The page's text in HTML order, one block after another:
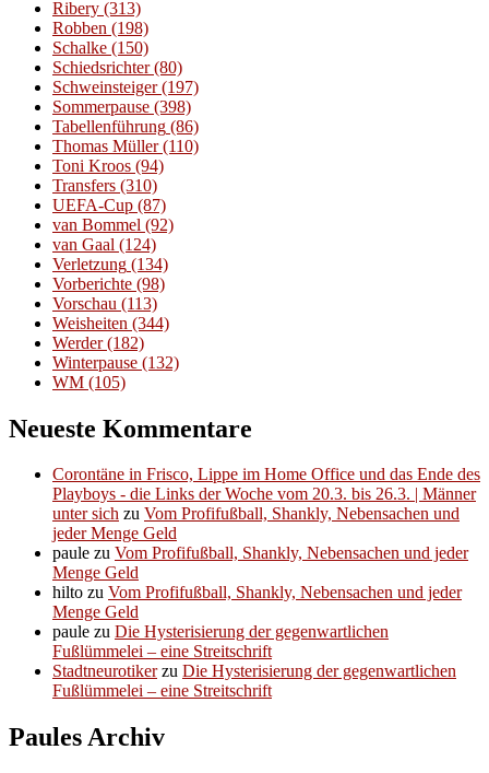
Ribery (313)
Robben (198)
Schalke (150)
Schiedsrichter(80)
Schweinsteiger(197)
Sommerpause (398)
Tabellenführung (86)
Thomas Müller(110)
Toni Kroos (94)
Transfers (310)
UEFA-Cup (87)
van Bommel (92)
van Gaal (124)
Verletzung (134)
Vorberichte (98)
Vorschau (113)
Weisheiten (344)
Werder(182)
Winterpause (132)
WM (105)
Neueste Kommentare
Corontäne in Frisco, Lippe im Home Office und das Ende des
Playboys - die Links der Woche vom 20.3. bis 26.3. | Männer
unter sich zu Vom Profifußball, Shankly, Nebensachen und
jeder Menge Geld
paule zu Vom Profifußball, Shankly, Nebensachen und jeder
Menge Geld
hilto zu Vom Profifußball, Shankly, Nebensachen und jeder
Menge Geld
paule zu Die Hysterisierung der gegenwartlichen
Fußlümmelei – eine Streitschrift
Stadtneurotikerzu Die Hysterisierung der gegenwartlichen
Fußlümmelei – eine Streitschrift
Paules Archiv